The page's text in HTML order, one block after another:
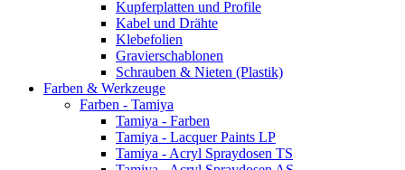
Kupferplatten und Profile
Kabel und Drähte
Klebefolien
Gravierschablonen
Schrauben & Nieten (Plastik)
Farben & Werkzeuge
Farben - Tamiya
Tamiya - Farben
Tamiya - Lacquer Paints LP
Tamiya - Acryl Spraydosen TS